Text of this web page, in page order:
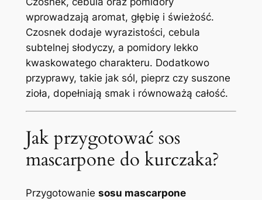
wprowadzają aromat, głębię i świeżość.
Czosnek dodaje wyrazistości, cebula
subtelnej słodyczy, a pomidory lekko
kwaskowatego charakteru. Dodatkowo
przyprawy, takie jak sól, pieprz czy suszone
zioła, dopełniają smak i równoważą całość.
Jak przygotować sos
mascarpone do kurczaka?
Przygotowanie sosu mascarpone